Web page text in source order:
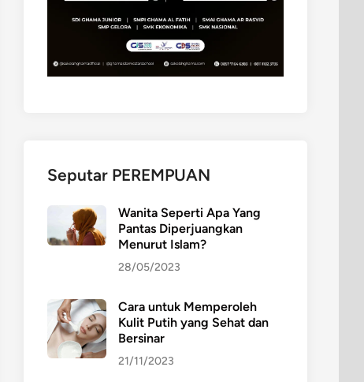
Seputar PEREMPUAN
Wanita Seperti Apa Yang
Pantas Diperjuangkan
Menurut Islam?
28/05/2023
Cara untuk Memperoleh
Kulit Putih yang Sehat dan
Bersinar
21/11/2023